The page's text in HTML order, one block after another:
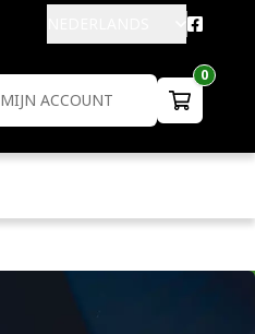
MIJN ACCOUNT
0